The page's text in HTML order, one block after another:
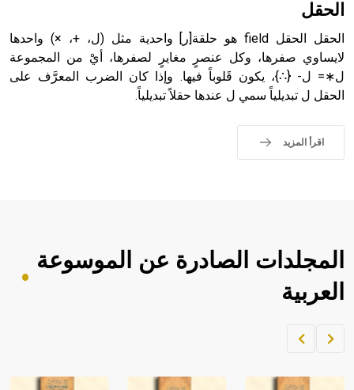
الحقل
الحقل الحقل field هو حلقة[ر] واحدية مثل (ل، +، ×) واحدها
لايساوي صفرها، وكل عنصرٍ مغايرٍ لصفرها، أيْ من المجموعة
ل∗= ل- {∴}، يكون قَلوباً فيها. وإذا كان الضرب المعرَّف على
الحقل ل تبديلياً سمي ل عندها حقلاً تبديلياً.
اقرأ المزيد
المجلدات الصادرة عن الموسوعة
العربية